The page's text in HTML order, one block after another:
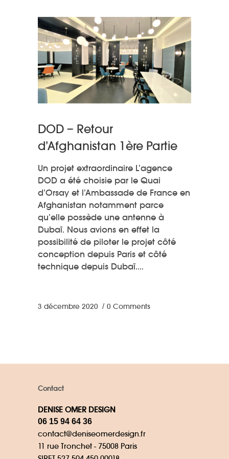
DOD – Retour
d’Afghanistan 1ère Partie
Un projet extraordinaire L’agence
DOD a été choisie par le Quai
d’Orsay et l’Ambassade de France en
Afghanistan notamment parce
qu’elle possède une antenne à
Dubaï. Nous avions en effet la
possibilité de piloter le projet côté
conception depuis Paris et côté
technique depuis Dubaï.
3 décembre 2020 0 Comments
Contact
DENISE OMER DESIGN
06 15 94 64 36
contact@deniseomerdesign.fr
11 rue Tronchet - 75008 Paris